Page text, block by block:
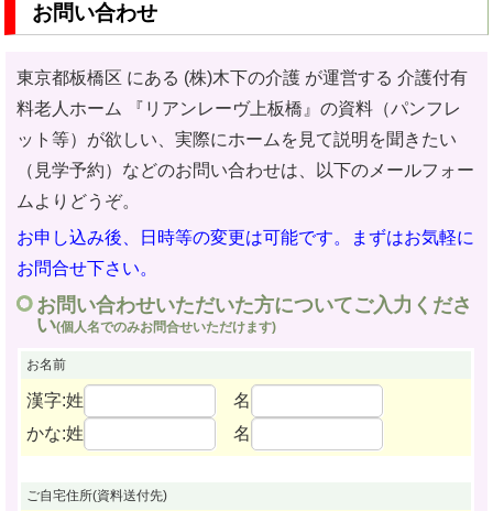
お問い合わせ
東京都板橋区 にある (株)木下の介護 が運営する 介護付有
料老人ホーム
『リアンレーヴ上板橋』の資料（パンフレ
ット等）が欲しい、実際にホームを見て説明を聞きたい
（見学予約）などのお問い合わせは、以下のメールフォー
ムよりどうぞ。
お申し込み後、日時等の変更は可能です。まずはお気軽に
お問合せ下さい。
お問い合わせいただいた方についてご入力くださ
い(個人名でのみお問合せいただけます)
お名前
漢字:姓
名
かな:姓
名
ご自宅住所(資料送付先)